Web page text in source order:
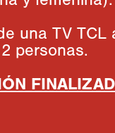
una TV TCL
personas.